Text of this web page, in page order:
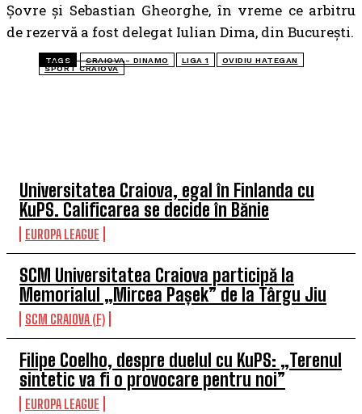
Universitatea Craiova, egal în Finlanda cu
KuPS. Calificarea se decide în Bănie
EUROPA LEAGUE
SCM Universitatea Craiova participă la
Memorialul „Mircea Pașek” de la Târgu Jiu
SCM CRAIOVA (F)
Filipe Coelho, despre duelul cu KuPS: „Terenul
sintetic va fi o provocare pentru noi”
EUROPA LEAGUE
Șovre și Sebastian Gheorghe, în vreme ce arbitru
de rezervă a fost delegat Iulian Dima, din București.
TAGS CRAIOVA- DINAMO LIGA 1
OVIDIU HATEGAN
SPORT CRAIOVA